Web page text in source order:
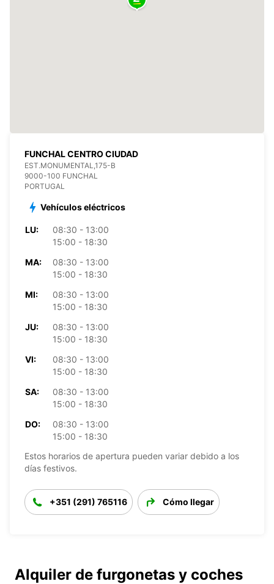
FUNCHAL CENTRO CIUDAD
EST.MONUMENTAL,175-B
9000-100 FUNCHAL
PORTUGAL
Vehículos eléctricos
LU:
08:30 - 13:00
15:00 - 18:30
MA:
08:30 - 13:00
15:00 - 18:30
MI:
08:30 - 13:00
15:00 - 18:30
JU:
08:30 - 13:00
15:00 - 18:30
VI:
08:30 - 13:00
15:00 - 18:30
SA:
08:30 - 13:00
15:00 - 18:30
DO:
08:30 - 13:00
15:00 - 18:30
Estos horarios de apertura pueden variar debido a los
días festivos.
+351 (291) 765116 Cómo llegar
Alquiler de furgonetas y coches